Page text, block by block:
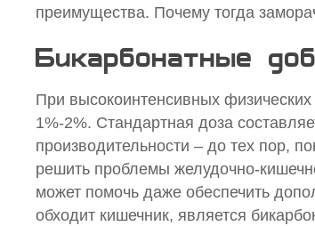
преимущества. Почему тогда
Бикарбонатные
При высокоинтенсивных
1%-2%. Стандартная доза
производительности – до тех пор,
решить проблемы желудочно-
может помочь даже обеспечить
обходит кишечник, является